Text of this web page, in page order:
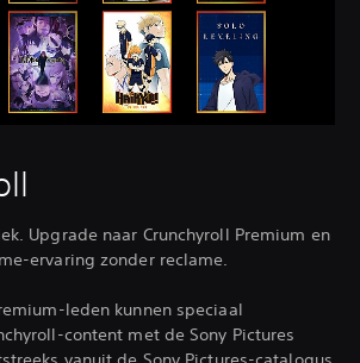
Upgrade naar Crunchyroll Premium en
ervaring zonder reclame.
leden kunnen speciaal
content met de Sony Pictures